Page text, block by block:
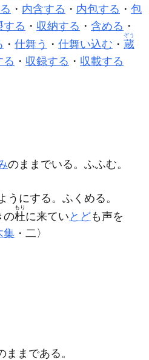
・ 内含する ・ 内包する ・ 包
する ・ 収納する ・ 含める ・
・ 仕舞う ・ 仕舞い込む ・ 蔵
ぞう
る ・ 収録する ・ 収載する
のままでいる。ふふむ。
うにする。ふくめる。
の杜
もり
に来てい とども声を
集 ・二〉
まである。